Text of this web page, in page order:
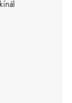
kínál